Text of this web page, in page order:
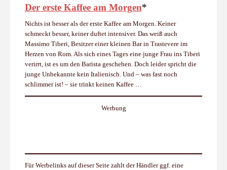
Der erste Kaffee am Morgen*
Nichts ist besser als der erste Kaffee am Morgen. Keiner
schmeckt besser, keiner duftet intensiver. Das weiß auch
Massimo Tiberi, Besitzer einer kleinen Bar in Trastevere im
Herzen von Rom. Als sich eines Tages eine junge Frau ins Tiberi
verirrt, ist es um den Barista geschehen. Doch leider spricht die
junge Unbekannte kein Italienisch. Und – was fast noch
schlimmer ist! – sie trinkt keinen Kaffee …
Werbung
Für Werbelinks auf dieser Seite zahlt der Händler ggf. eine